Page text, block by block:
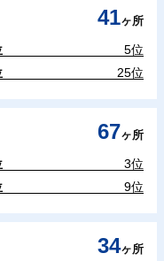
41ヶ所
5位
25位
67ヶ所
3位
9位
34ヶ所